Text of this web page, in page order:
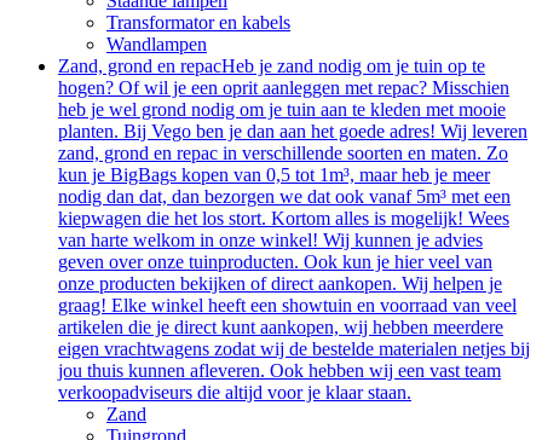
Transformator en kabels
Wandlampen
Zand, grond en repacHeb je zand nodig om je tuin op te
hogen? Of wil je een oprit aanleggen met repac? Misschien
heb je wel grond nodig om je tuin aan te kleden met mooie
planten. Bij Vego ben je dan aan het goede adres! Wij leveren
zand, grond en repac in verschillende soorten en maten. Zo
kun je BigBags kopen van 0,5 tot 1m³, maar heb je meer
nodig dan dat, dan bezorgen we dat ook vanaf 5m³ met een
kiepwagen die het los stort. Kortom alles is mogelijk! Wees
van harte welkom in onze winkel! Wij kunnen je advies
geven over onze tuinproducten. Ook kun je hier veel van
onze producten bekijken of direct aankopen. Wij helpen je
graag! Elke winkel heeft een showtuin en voorraad van veel
artikelen die je direct kunt aankopen, wij hebben meerdere
eigen vrachtwagens zodat wij de bestelde materialen netjes bij
jou thuis kunnen afleveren. Ook hebben wij een vast team
verkoopadviseurs die altijd voor je klaar staan.
Zand
Tuingrond